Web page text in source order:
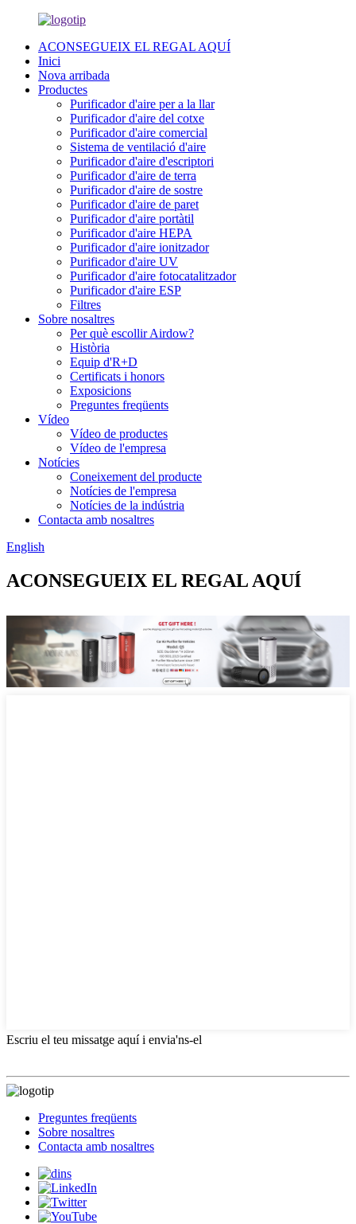
ACONSEGUEIX EL REGAL AQUÍ
Inici
Nova arribada
Productes
Purificador d'aire per a la llar
Purificador d'aire del cotxe
Purificador d'aire comercial
Sistema de ventilació d'aire
Purificador d'aire d'escriptori
Purificador d'aire de terra
Purificador d'aire de sostre
Purificador d'aire de paret
Purificador d'aire portàtil
Purificador d'aire HEPA
Purificador d'aire ionitzador
Purificador d'aire UV
Purificador d'aire fotocatalitzador
Purificador d'aire ESP
Filtres
Sobre nosaltres
Per què escollir Airdow?
Història
Equip d'R+D
Certificats i honors
Exposicions
Preguntes freqüents
Vídeo
Vídeo de productes
Vídeo de l'empresa
Notícies
Coneixement del producte
Notícies de l'empresa
Notícies de la indústria
Contacta amb nosaltres
English
ACONSEGUEIX EL REGAL AQUÍ
Escriu el teu missatge aquí i envia'ns-el
Preguntes freqüents
Sobre nosaltres
Contacta amb nosaltres